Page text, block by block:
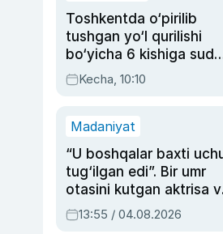
Toshkentda o‘pirilib
tushgan yo‘l qurilishi
bo‘yicha 6 kishiga sud
hukmi o‘qildi
Kecha, 10:10
Madaniyat
“U boshqalar baxti
tug‘ilgan edi”. Bir umr
otasini kutgan aktrisa
dublyaj ustasi Rimma
Ahmedovaning
13:55 / 04.08.2026